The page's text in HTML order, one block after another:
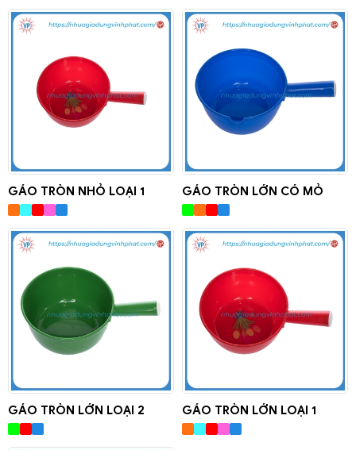
GÁO TRÒN NHỎ LOẠI 1 GÁO TRÒN LỚN CÓ MỎ
GÁO TRÒN LỚN LOẠI 2 GÁO TRÒN LỚN LOẠI 1